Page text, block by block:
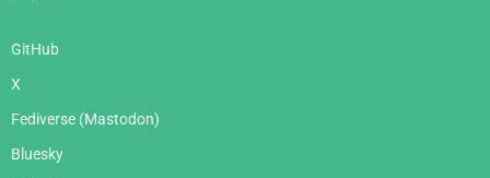
GitHub
X
Fediverse (Mastodon)
Bluesky